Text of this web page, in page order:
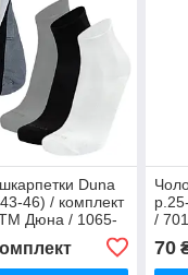
шкарпетки Duna
46) / комплект
Дюна / 1065-
/ демісезонні
/
70